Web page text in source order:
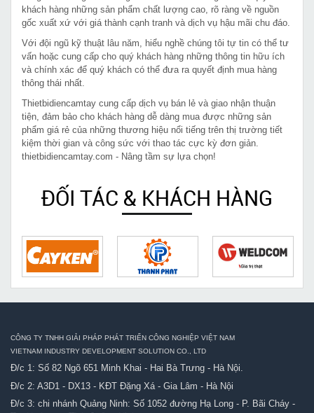
khách hàng những sản phẩm chất lượng cao, rõ ràng về nguồn
gốc xuất xứ với giá thành cạnh tranh và dịch vụ hậu mãi chu đáo.
Với đội ngũ kỹ thuật lâu năm, hiểu nghề chúng tôi tự tin có thể tư
vấn hoặc cung cấp cho quý khách hàng những thông tin hữu ích
và chính xác để quý khách có thể đưa ra quyết định mua hàng
thông thái nhất.
Thietbidiencamtay cung cấp dịch vụ bán lẻ và giao nhận thuận
tiện, đảm bảo cho khách hàng dễ dàng mua được những sản
phẩm giá rẻ của những thương hiệu nổi tiếng trên thị trường tiết
kiệm thời gian và công sức với thao tác cực kỳ đơn giản.
thietbidiencamtay.com - Nâng tầm sự lựa chọn!
ĐỐI TÁC & KHÁCH HÀNG
CÔNG TY TNHH GIẢI PHÁP PHÁT TRIỂN CÔNG NGHIỆP VIỆT NAM
VIETNAM INDUSTRY DEVELOPMENT SOLUTION CO., LTD
Đ/c 1: Số 82 Ngõ 651 Minh Khai - Hai Bà Trưng - Hà Nội.
Đ/c 2: A3D1 - DX13 - KĐT Đặng Xá - Gia Lâm - Hà Nội
Đ/c 3: chi nhánh Quảng Ninh: Số 1052 đường Hạ Long - P. Bãi Cháy -